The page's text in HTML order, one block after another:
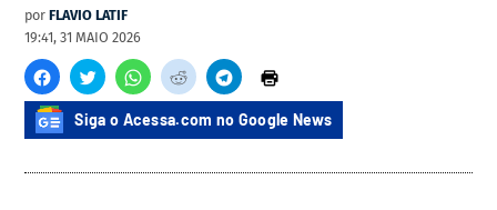
por FLAVIO LATIF
19:41, 31 MAIO 2026
Siga o Acessa.com no Google News